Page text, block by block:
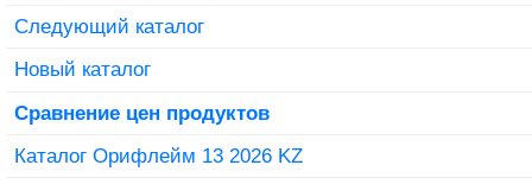
Следующий каталог
Новый каталог
Сравнение цен продуктов
Каталог Орифлейм 13 2026 KZ